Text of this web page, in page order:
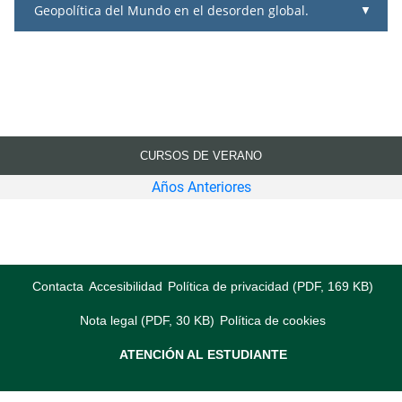
Geopolítica del Mundo en el desorden global.
CURSOS DE VERANO
Años Anteriores
Contacta Accesibilidad Política de privacidad (PDF, 169 KB)
Nota legal (PDF, 30 KB) Política de cookies
ATENCIÓN AL ESTUDIANTE